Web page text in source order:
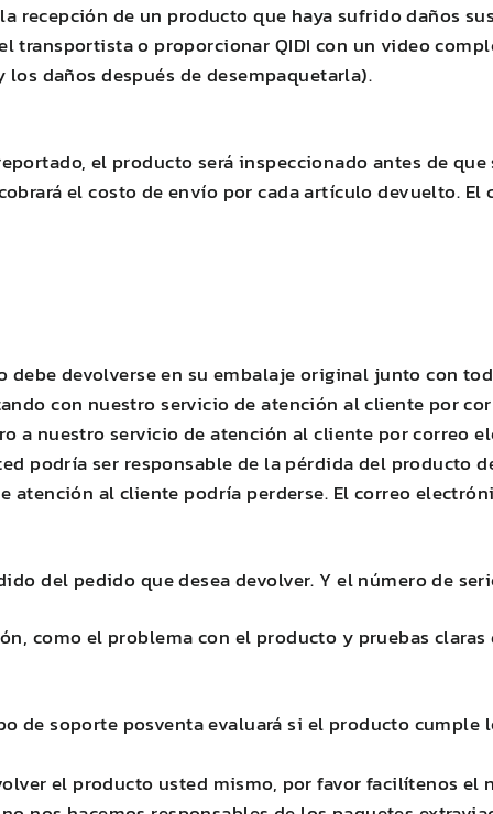
recepción de un producto que haya sufrido daños
transportista o proporcionarQIDI con un video
daños después de desempaquetarla).
el producto será inspeccionado antes de
el costo de envío por cada artículo devuelto.
debe devolverse en su embalaje original junto con
con nuestro servicio de atención al cliente por
a nuestro servicio de atención al cliente por correo
podría ser responsable de la pérdida del producto
al cliente podría perderse. El correo
del pedido que desea devolver. Y el número de
como el problema con el producto y pruebas
de soporte posventa evaluará si el producto
el producto usted mismo, por favor facilítenos el